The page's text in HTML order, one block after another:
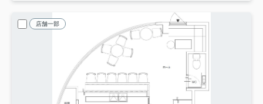
店舗一部